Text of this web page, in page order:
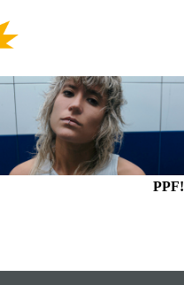
PPF!